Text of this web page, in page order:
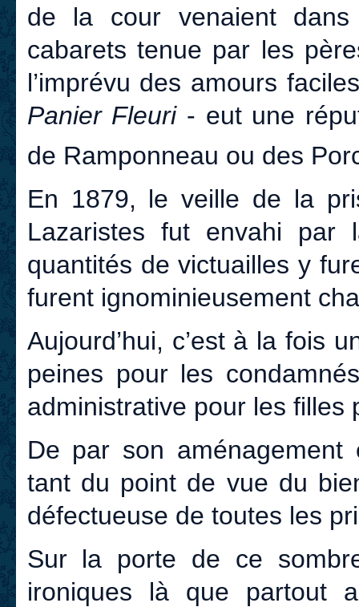
de la cour venaient
cabarets tenue par les
l’imprévu des amours
Panier Fleuri- eut une
de Ramponneau ou des
En 1879, le veille de la
Lazaristes fut envahi par
quantités de victuailles y
furent ignominieusement
Aujourd’hui, c’est à la fois
peines pour les
administrative pour les filles
De par son
tant du point de vue du
défectueuse de toutes les
Sur la porte de ce
ironiques là que partout